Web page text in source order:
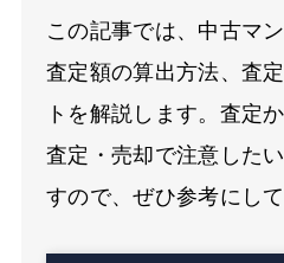
この記事では、中古マ
査定額の算出方法、査
トを解説します。査定
査定・売却で注意した
すので、ぜひ参考にして